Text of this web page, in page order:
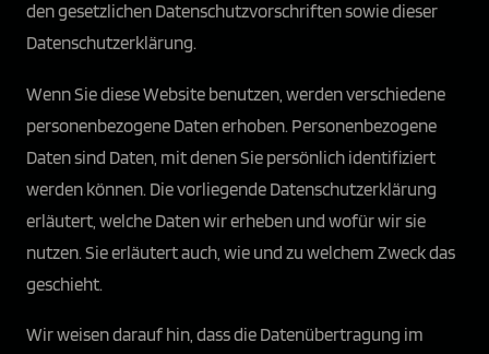
den gesetzlichen Datenschutzvorschriften sowie dieser
Datenschutzerklärung.
Wenn Sie diese Website benutzen, werden verschiedene
personenbezogene Daten erhoben. Personenbezogene
Daten sind Daten, mit denen Sie persönlich identifiziert
werden können. Die vorliegende Datenschutzerklärung
erläutert, welche Daten wir erheben und wofür wir sie
nutzen. Sie erläutert auch, wie und zu welchem Zweck das
geschieht.
Wir weisen darauf hin, dass die Datenübertragung im